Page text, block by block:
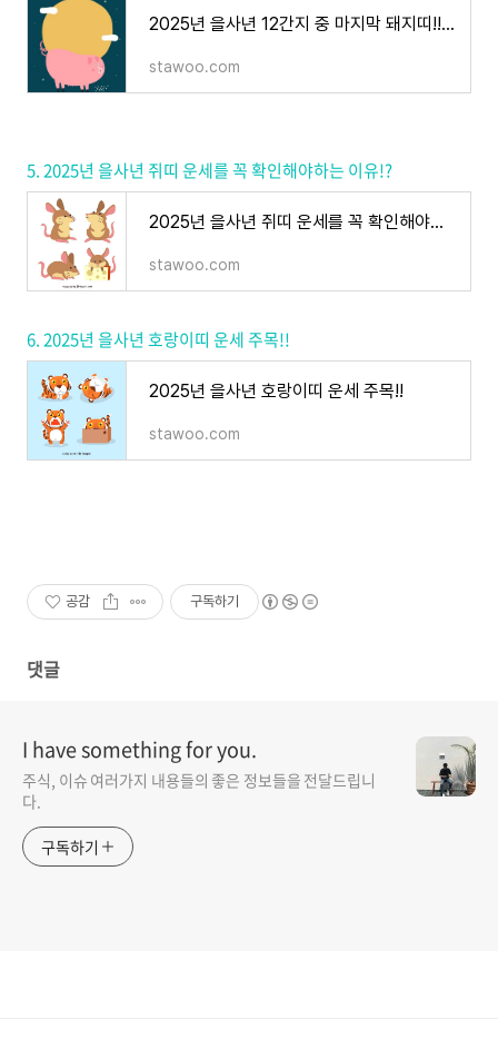
2025년 을사년 12간지 중 마지막 돼지띠!! 꼭 봐야하는 운세는?
stawoo.com
5. 2025년 을사년 쥐띠 운세를 꼭 확인해야하는 이유!?
2025년 을사년 쥐띠 운세를 꼭 확인해야하는 이유!! : 운세 총정리
stawoo.com
6. 2025년 을사년 호랑이띠 운세 주목!!
2025년 을사년 호랑이띠 운세 주목!!
stawoo.com
공감 구독하기
댓글
I have something for you.
주식, 이슈 여러가지 내용들의 좋은 정보들을 전달드립니
다.
구독하기